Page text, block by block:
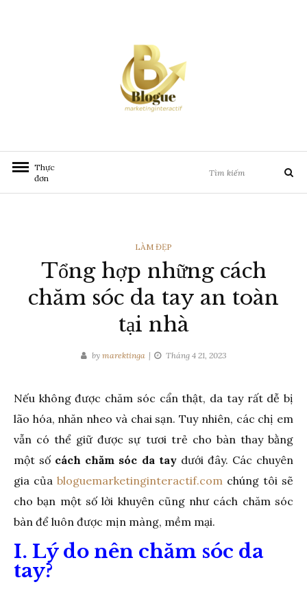
Thực
đơn
kiếm:
Tìm
THỂ
LOẠI
LÀM ĐẸP
Tổng hợp những cách
chăm sóc da tay an toàn
tại nhà
by marektinga Tháng 4 21, 2023
Nếu không được chăm sóc cẩn thật, da tay rất dễ bị
lão hóa, nhăn nheo và chai sạn. Tuy nhiên, các chị em
vẫn có thể giữ được sự tươi trẻ cho bàn thay bằng
một số cách chăm sóc da taydưới đây. Các chuyên
gia của bloguemarketinginteractif.com chúng tôi sẽ
cho bạn một số lời khuyên cũng như cách chăm sóc
bàn để luôn được mịn màng, mềm mại.
I. Lý do nên chăm sóc da
tay?